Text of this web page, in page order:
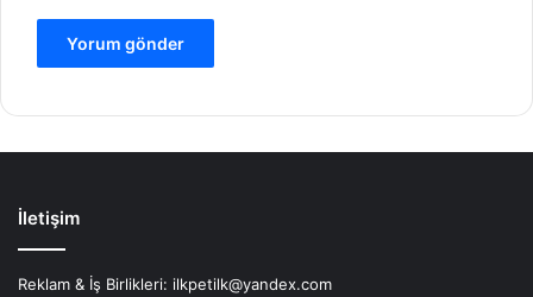
İletişim
Reklam & İş Birlikleri: ilkpetilk@yandex.com